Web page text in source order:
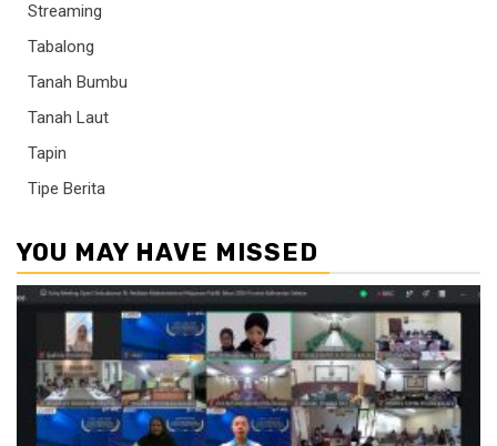
Streaming
Tabalong
Tanah Bumbu
Tanah Laut
Tapin
Tipe Berita
YOU MAY HAVE MISSED